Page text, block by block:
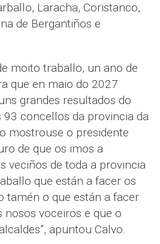
Laracha, Coristanco,
de Bergantiños e
moito traballo, un ano de
que en maio do 2027
grandes resultados do
concellos da provincia da
mostrouse o presidente
de que os imos a
veciños de toda a provincia
que están a facer os
tamén o que están a facer
nosos voceiros e que o
apuntou Calvo.